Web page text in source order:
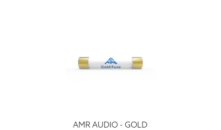
AMR AUDIO -GOLD